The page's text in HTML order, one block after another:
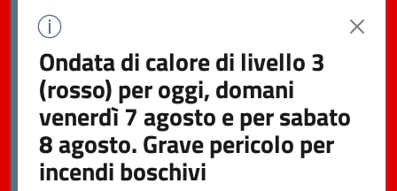
Ondata di calore di livello 3
(rosso) per oggi, domani
venerdì 7 agosto e per sabato
8 agosto. Grave pericolo per
incendi boschivi